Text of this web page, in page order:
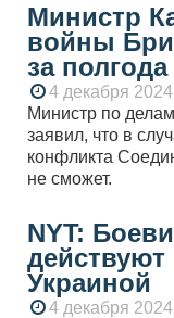
Министр
войны
за полгода
4 декабря
Министр по
заявил, что в
конфликта
не сможет.
NYT:
действуют
Украиной
4 декабря